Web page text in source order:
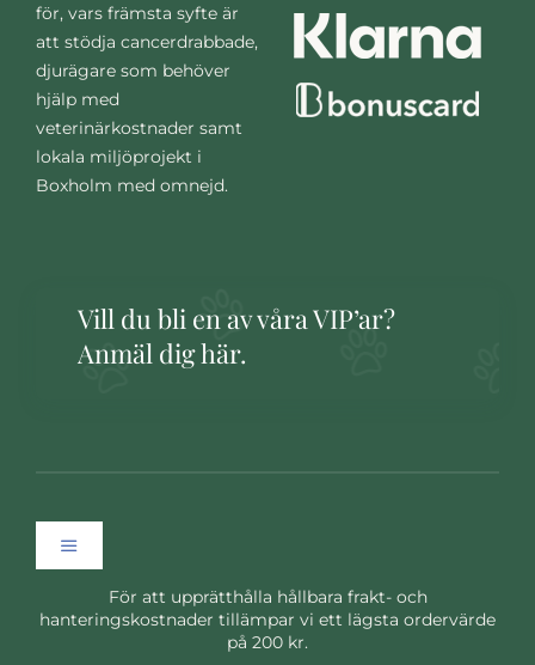
för, vars främsta syfte är
att stödja cancerdrabbade,
djurägare som behöver
hjälp med
veterinärkostnader samt
lokala miljöprojekt i
Boxholm med omnejd.
Vill du bli en av våra VIP’ar?
Anmäl dig här.
Toggle
HemFör att upprätthålla hållbara frakt- och
hanteringskostnader tillämpar vi ett lägsta ordervärde
på 200 kr.